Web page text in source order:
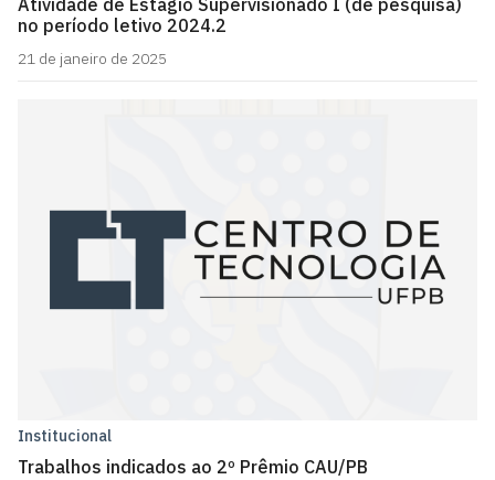
no período letivo 2024.2
21 de janeiro de 2025
Institucional
Trabalhos indicados ao 2º Prêmio CAU/PB